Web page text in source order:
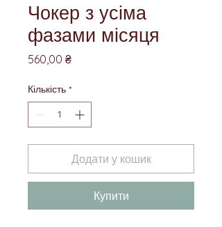
Чокер з усіма
фазами місяця
560,00 ₴Ціна
Кількість *
Додати у кошик
Купити